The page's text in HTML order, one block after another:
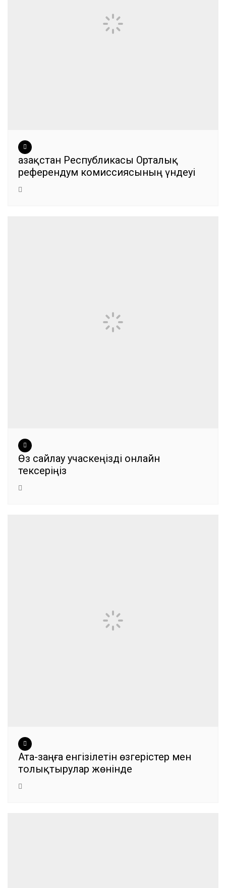
Қазақстан Республикасы Орталық
референдум комиссиясының үндеуі
Өз сайлау учаскеңізді онлайн
тексеріңіз
Ата-заңға енгізілетін өзгерістер мен
толықтырулар жөнінде